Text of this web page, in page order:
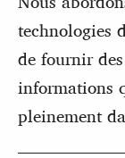
technologies
de fournir
informations
pleinement